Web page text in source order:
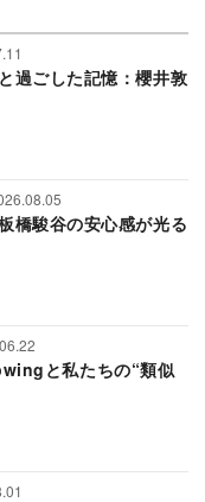
過ごした記憶：櫻井敦
橋駿谷の安心感が光る
と私たちの“類似